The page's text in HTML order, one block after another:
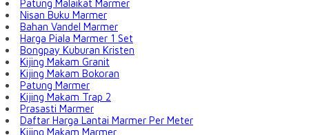
Patung Malaikat Marmer
Nisan Buku Marmer
Bahan Vandel Marmer
Harga Piala Marmer 1 Set
Bongpay Kuburan Kristen
Kijing Makam Granit
Kijing Makam Bokoran
Patung Marmer
Kijing Makam Trap 2
Prasasti Marmer
Daftar Harga Lantai Marmer Per Meter
Kijing Makam Marmer